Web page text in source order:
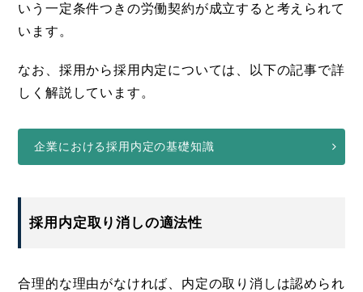
いう一定条件つきの労働契約が成立すると考えられて
います。
なお、採用から採用内定については、以下の記事で詳
しく解説しています。
企業における採用内定の基礎知識
採用内定取り消しの適法性
合理的な理由がなければ、内定の取り消しは認められ